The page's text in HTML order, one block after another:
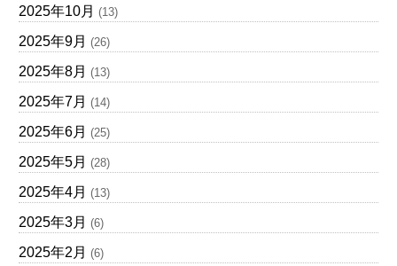
2025年10月 (13)
2025年9月 (26)
2025年8月 (13)
2025年7月 (14)
2025年6月 (25)
2025年5月 (28)
2025年4月 (13)
2025年3月 (6)
2025年2月 (6)